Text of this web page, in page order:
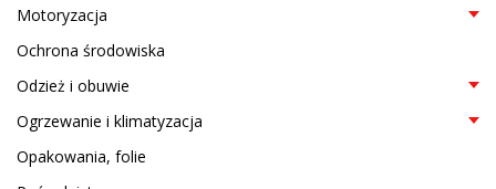
Motoryzacja
Ochrona środowiska
Odzież i obuwie
Ogrzewanie i klimatyzacja
Opakowania, folie